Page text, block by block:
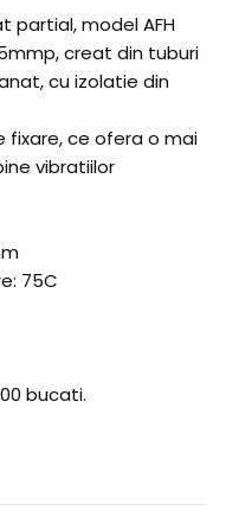
partial, model AFH
creat din tuburi
cu izolatie din
fixare, ce ofera o mai
vibratiilor
75C
bucati.